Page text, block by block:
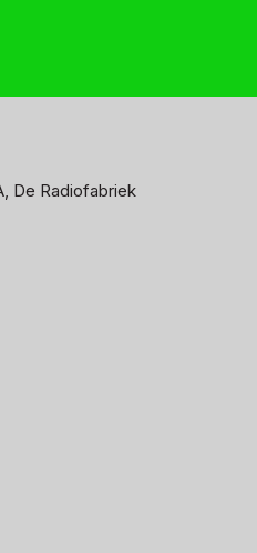
De Radiofabriek